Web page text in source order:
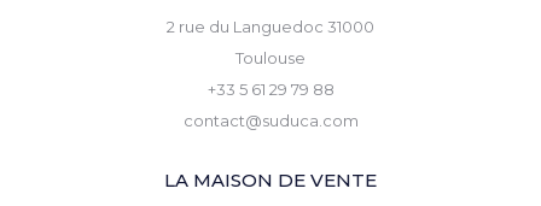
2 rue du Languedoc 31000
Toulouse
+33 5 61 29 79 88
contact@suduca.com
LA MAISON DE VENTE